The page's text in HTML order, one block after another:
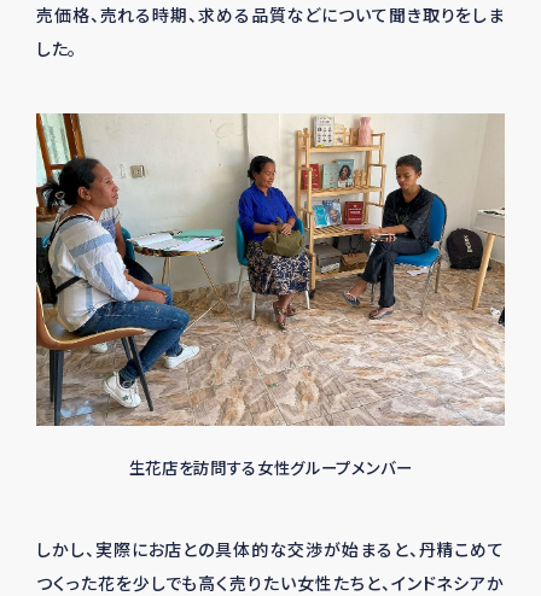
売価格、売れる時期、求める品質などについて聞き取りをしま
した。
生花店を訪問する女性グループメンバー
しかし、実際にお店との具体的な交渉が始まると、丹精こめて
つくった花を少しでも高く売りたい女性たちと、インドネシアか